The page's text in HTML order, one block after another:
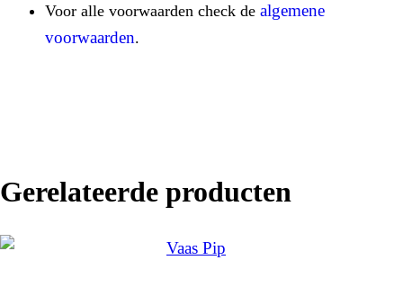
Voor alle voorwaarden check de algemene
voorwaarden.
Gerelateerde producten